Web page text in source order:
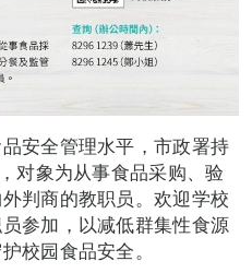
安全管理水平，市政署持
对象为从事食品采购、验
判商的教职员。欢迎学校
参加，以减低群集性食源
校园食品安全。